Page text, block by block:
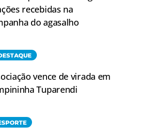
recebidas na
do agasalho
vence de virada em
Tuparendi